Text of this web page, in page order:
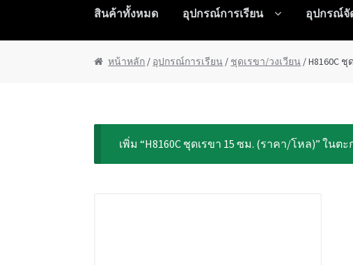
สินค้าทั้งหมด อุปกรณ์การเรียน อุปกรณ์จั
หน้าแรกAbout UsCartCheckout Contact Us My
หน้าหลัก / อุปกรณ์การเรียน / ชุดเรขา/วงเวียน / H8160C
เพิ่ม “H8160C ชุดเรขา 15 ซม. (ราคา/โหล)” ในตะ